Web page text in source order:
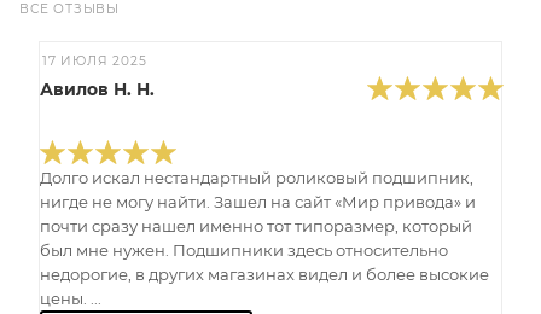
ВСЕ ОТЗЫВЫ
17 ИЮЛЯ 2025
Авилов Н. Н.
Долго искал нестандартный роликовый подшипник,
нигде не могу найти. Зашел на сайт «Мир привода» и
почти сразу нашел именно тот типоразмер, который
был мне нужен. Подшипники здесь относительно
недорогие, в других магазинах видел и более высокие
цены. ...